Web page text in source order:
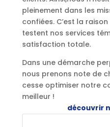
pleinement dans les
confiées. C’est la
testent nos services
satisfaction totale.
Dans une démarche
nous prenons note de
cesse optimiser notre
meilleur !
découvrir